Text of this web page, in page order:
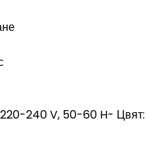
240 V, 50-60 H- Цвят: